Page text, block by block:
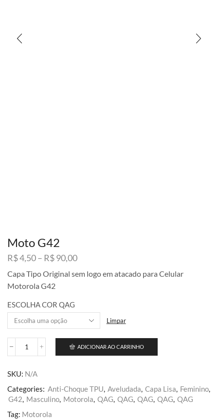
Moto G42
R$4,50– R$90,00Faixa
preço:
Capa Tipo Original sem logo em atacado para Celular
Motorola G42
ESCOLHA COR QAG
Limpar
Moto
ADICIONAR AO CARRINHO
SKU: N/A
Categories: Anti-Choque TPU, Aveludada, Capa Lisa, Feminino,
G42, Masculino, Motorola, QAG, QAG, QAG, QAG, QAG
Tag: Motorola